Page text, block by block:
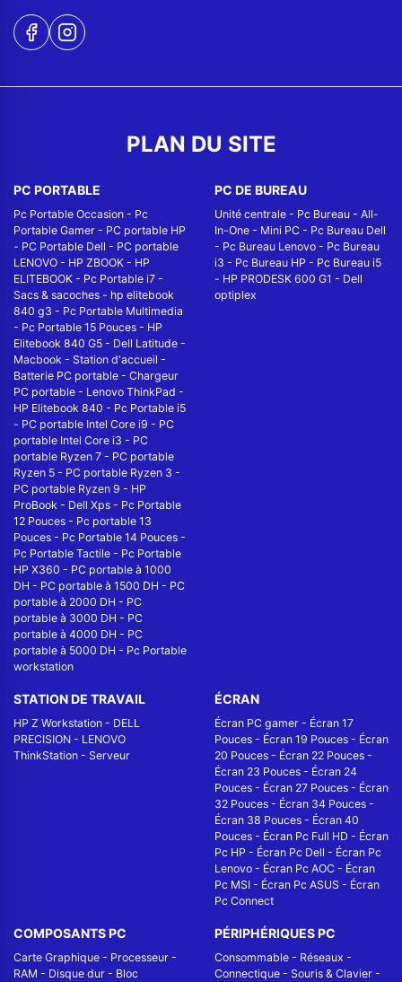
PLAN DU SITE
PC PORTABLE
Pc Portable Occasion - Pc
Portable Gamer - PC portable HP
- PC Portable Dell - PC portable
LENOVO - HP ZBOOK - HP
ELITEBOOK - Pc Portable i7 -
Sacs & sacoches - hp elitebook
840 g3 - Pc Portable Multimedia
- Pc Portable 15 Pouces - HP
Elitebook 840 G5 - Dell Latitude -
Macbook - Station d'accueil -
Batterie PC portable - Chargeur
PC portable - Lenovo ThinkPad -
HP Elitebook 840 - Pc Portable i5
- PC portable Intel Core i9 - PC
portable Intel Core i3 - PC
portable Ryzen 7 - PC portable
Ryzen 5 - PC portable Ryzen 3 -
PC portable Ryzen 9 - HP
ProBook - Dell Xps - Pc Portable
12 Pouces - Pc portable 13
Pouces - Pc Portable 14 Pouces -
Pc Portable Tactile - Pc Portable
HP X360 - PC portable à 1000
DH - PC portable à 1500 DH - PC
portable à 2000 DH - PC
portable à 3000 DH - PC
portable à 4000 DH - PC
portable à 5000 DH - Pc Portable
workstation
PC DE BUREAU
Unité centrale - Pc Bureau - All-
In-One - Mini PC - Pc Bureau Dell
- Pc Bureau Lenovo - Pc Bureau
i3 - Pc Bureau HP - Pc Bureau i5
- HP PRODESK 600 G1 - Dell
optiplex
STATION DE TRAVAIL
HP Z Workstation - DELL
PRECISION - LENOVO
ThinkStation - Serveur
ÉCRAN
Écran PC gamer - Écran 17
Pouces - Écran 19 Pouces - Écran
20 Pouces - Écran 22 Pouces -
Écran 23 Pouces - Écran 24
Pouces - Écran 27 Pouces - Écran
32 Pouces - Écran 34 Pouces -
Écran 38 Pouces - Écran 40
Pouces - Écran Pc Full HD - Écran
Pc HP - Écran Pc Dell - Écran Pc
Lenovo - Écran Pc AOC - Écran
Pc MSI - Écran Pc ASUS - Écran
Pc Connect
COMPOSANTS PC
Carte Graphique - Processeur -
RAM - Disque dur - Bloc
PÉRIPHÉRIQUES PC
Consommable - Réseaux -
Connectique - Souris & Clavier -